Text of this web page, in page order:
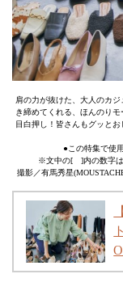
肩の力が抜けた、大人のカ
き締めてくれる、ほんのり
目白押し！皆さんもグッと
●この特集で使
※文中の[ ]内の数字は
撮影／有馬秀星